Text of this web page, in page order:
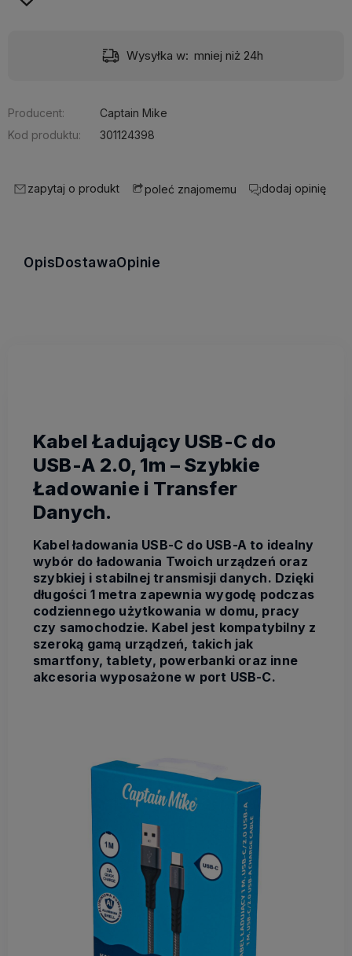
Wysyłka w: mniej niż 24h
Producent:
Captain Mike
Kod produktu:
301124398
zapytaj o produkt poleć znajomemu dodaj opinię
Opis DostawaOpinie
Kabel Ładujący USB-C do
USB-A 2.0, 1m – Szybkie
Ładowanie i Transfer
Danych.
Kabel ładowania USB-C do USB-A to idealny
wybór do ładowania Twoich urządzeń oraz
szybkiej i stabilnej transmisji danych. Dzięki
długości 1 metra zapewnia wygodę podczas
codziennego użytkowania w domu, pracy
czy samochodzie. Kabel jest kompatybilny z
szeroką gamą urządzeń, takich jak
smartfony, tablety, powerbanki oraz inne
akcesoria wyposażone w port USB-C.